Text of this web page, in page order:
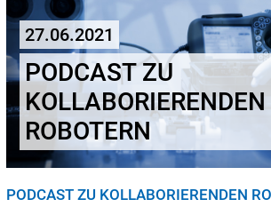
27.06.2021
PODCAST ZU
KOLLABORIERENDEN
ROBOTERN
PODCAST ZU KOLLABORIERENDEN